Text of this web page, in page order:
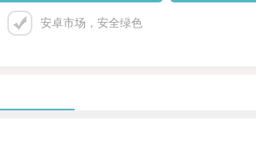
安卓市场，安全绿色